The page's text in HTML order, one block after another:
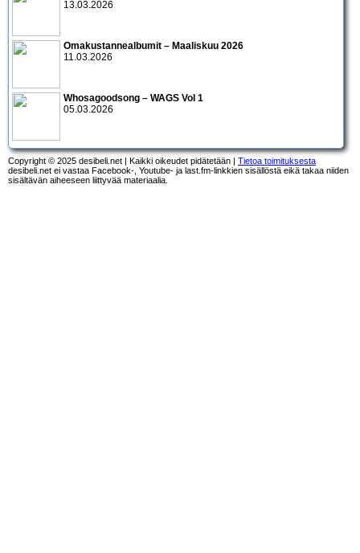
13.03.2026
Omakustannealbumit – Maaliskuu 2026
11.03.2026
Whosagoodsong – WAGS Vol 1
05.03.2026
Copyright © 2025 desibeli.net | Kaikki oikeudet pidätetään | Tietoa toimituksesta
desibeli.net ei vastaa Facebook-, Youtube- ja last.fm-linkkien sisällöstä eikä takaa niiden
sisältävän aiheeseen liittyvää materiaalia.